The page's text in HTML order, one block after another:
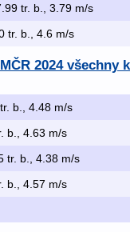
tr. b., 3.79 m/s
tr. b., 4.6 m/s
2024 všechny
b., 4.48 m/s
b., 4.63 m/s
tr. b., 4.38 m/s
b., 4.57 m/s